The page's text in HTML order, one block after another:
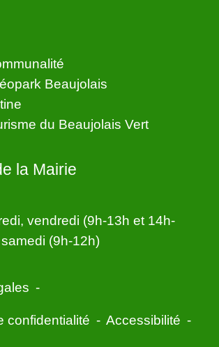
Beaujolais
du Beaujolais Vert
la Mairie
vendredi (9h-13h et 14h-
(9h-12h)
-
confidentialité - Accessibilité -